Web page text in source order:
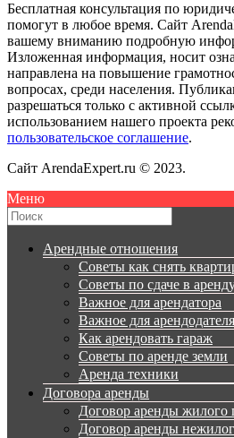
Бесплатная консультация по
помогут в любое время. Сайт
вашему вниманию подробную
Изложенная информация, носит
направлена на повышение
вопросах, среди населения.
разрешаться только с активной
использованием нашего проекта
пользовательское соглашение.
Сайт ArendaExpert.ru © 2023.
Меню
Арендные отношения
Советы как снять
Советы по сдаче в
Важное для арендатора
Важное для арендодателя
Как арендовать гараж
Советы по аренде земли
Аренда техники
Договора аренды
Договор аренды жилого
Договор аренды